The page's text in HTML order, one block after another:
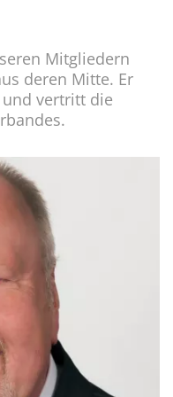
Mitgliedern
deren Mitte. Er
vertritt die